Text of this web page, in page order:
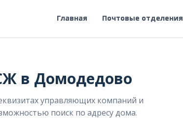
Главная Почтовые отделения
в Домодедово
управляющих компаний и
поиск по адресу дома.